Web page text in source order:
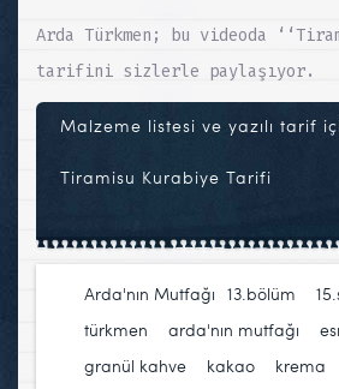
Arda Türkmen; bu videoda
tarifini sizlerle paylaşıyor.
Malzeme listesi ve yazılı tarif
Tiramisu Kurabiye Tarifi
Arda'nın Mutfağı 13.bölüm
türkmen
arda'nın mutfağı
granül kahve
kakao krema